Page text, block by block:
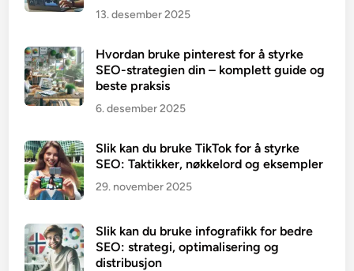
13. desember 2025
Hvordan bruke pinterest for å styrke
SEO-strategien din – komplett guide og
beste praksis
6. desember 2025
Slik kan du bruke TikTok for å styrke
SEO: Taktikker, nøkkelord og eksempler
29. november 2025
Slik kan du bruke infografikk for bedre
SEO: strategi, optimalisering og
distribusjon